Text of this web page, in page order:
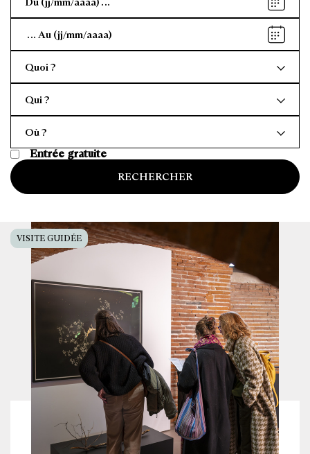
Date
Quoi ?
Qui ?
Où ?
Entrée gratuite
RECHERCHER
VISITE GUIDÉE